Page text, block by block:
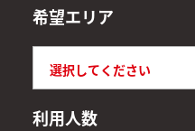
希望エリア
利用人数